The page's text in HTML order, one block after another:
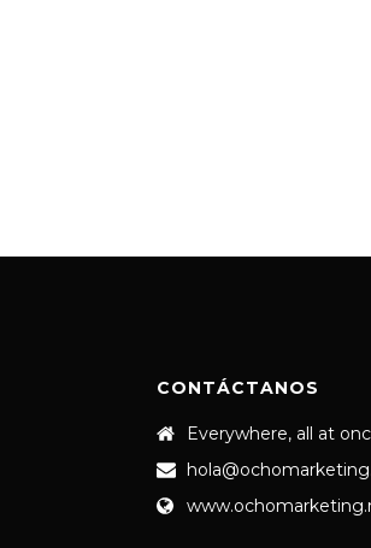
CONTÁCTANOS
Everywhere, all at